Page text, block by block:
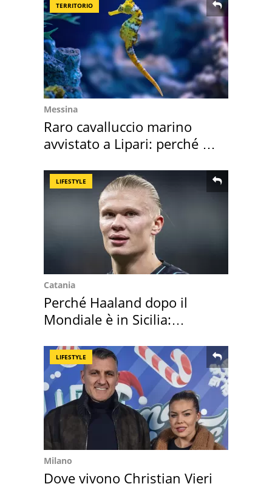
TERRITORIO
Messina
Raro cavalluccio marino
avvistato a Lipari: perché è
LIFESTYLE
Catania
Perché Haaland dopo il
Mondiale è in Sicilia:
LIFESTYLE
Milano
Dove vivono Christian Vieri